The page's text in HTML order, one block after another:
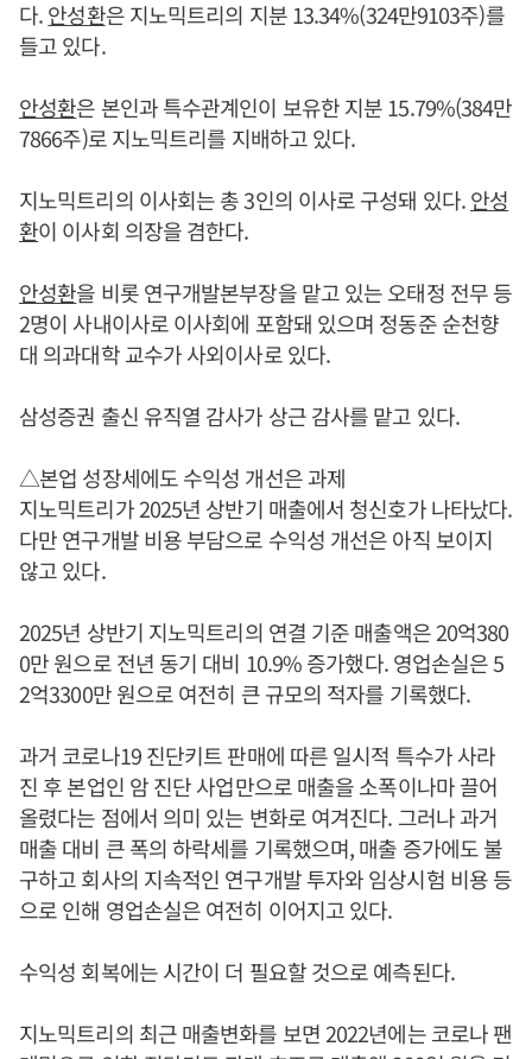
다.안성환은 지노믹트리의 지분 13.34%(324만9103주)를
들고 있다.
안성환은 본인과 특수관계인이 보유한 지분 15.79%(384만
7866주)로 지노믹트리를 지배하고 있다.
지노믹트리의 이사회는 총 3인의 이사로 구성돼 있다.안성
환이 이사회 의장을 겸한다.
안성환을 비롯 연구개발본부장을 맡고 있는 오태정 전무 등
2명이 사내이사로 이사회에 포함돼 있으며 정동준 순천향
대 의과대학 교수가 사외이사로 있다.
삼성증권 출신 유직열 감사가 상근 감사를 맡고 있다.
△본업 성장세에도 수익성 개선은 과제
지노믹트리가 2025년 상반기 매출에서 청신호가 나타났다.
다만 연구개발 비용 부담으로 수익성 개선은 아직 보이지
않고 있다.
2025년 상반기 지노믹트리의 연결 기준 매출액은 20억380
0만 원으로 전년 동기 대비 10.9% 증가했다. 영업손실은 5
2억3300만 원으로 여전히 큰 규모의 적자를 기록했다.
과거 코로나19 진단키트 판매에 따른 일시적 특수가 사라
진 후 본업인 암 진단 사업만으로 매출을 소폭이나마 끌어
올렸다는 점에서 의미 있는 변화로 여겨진다. 그러나 과거
매출 대비 큰 폭의 하락세를 기록했으며, 매출 증가에도 불
구하고 회사의 지속적인 연구개발 투자와 임상시험 비용 등
으로 인해 영업손실은 여전히 이어지고 있다.
수익성 회복에는 시간이 더 필요할 것으로 예측된다.
지노믹트리의 최근 매출변화를 보면 2022년에는 코로나 팬